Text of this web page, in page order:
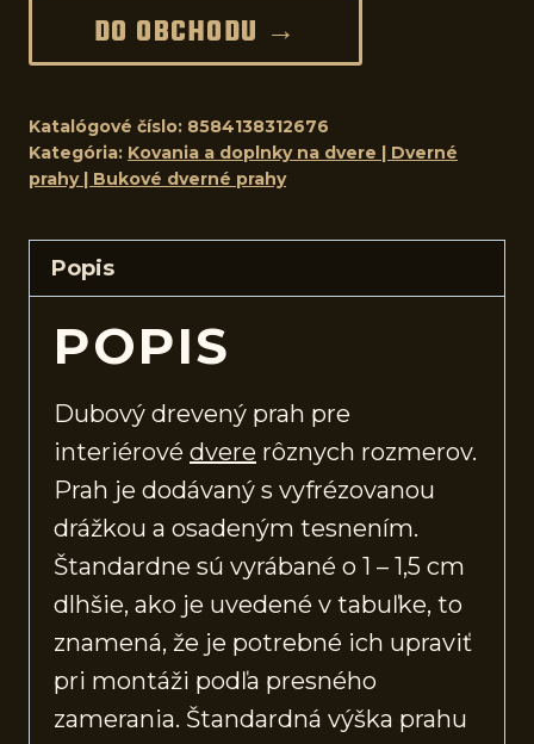
DO OBCHODU →
Katalógové číslo: 8584138312676
Kategória: Kovania a doplnky na dvere | Dverné
prahy | Bukové dverné prahy
Popis
POPIS
Dubový drevený prah pre
interiérové dvere rôznych rozmerov.
Prah je dodávaný s vyfrézovanou
drážkou a osadeným tesnením.
Štandardne sú vyrábané o 1 – 1,5 cm
dlhšie, ako je uvedené v tabuľke, to
znamená, že je potrebné ich upraviť
pri montáži podľa presného
zamerania. Štandardná výška prahu